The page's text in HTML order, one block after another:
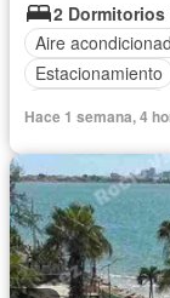
2 Dormitorios
Aire
Estacionamiento
Hace 1 semana, 4